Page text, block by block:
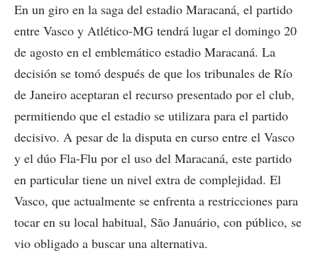
En un giro en la saga del estadio Maracaná, el partido
entre Vasco y Atlético-MG tendrá lugar el domingo 20
de agosto en el emblemático estadio Maracaná. La
decisión se tomó después de que los tribunales de Río
de Janeiro aceptaran el recurso presentado por el club,
permitiendo que el estadio se utilizara para el partido
decisivo. A pesar de la disputa en curso entre el Vasco
y el dúo Fla-Flu por el uso del Maracaná, este partido
en particular tiene un nivel extra de complejidad. El
Vasco, que actualmente se enfrenta a restricciones para
tocar en su local habitual, São Januário, con público, se
vio obligado a buscar una alternativa.